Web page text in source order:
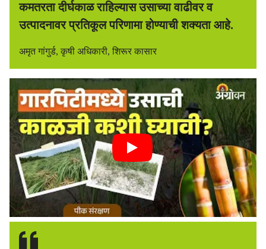
कमतरता दीर्घकाळ राहिल्यास उसाच्या वाढीवर व
उत्पादनावर प्रतिकूल परिणामा होण्याची शक्यता आहे.
अमृत गांगुर्ड, कृषी अधिकारी, शिरूर कासार